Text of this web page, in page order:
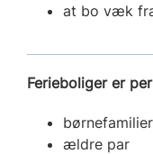
at bo væk
Ferieboliger er
børnefamilier
ældre par